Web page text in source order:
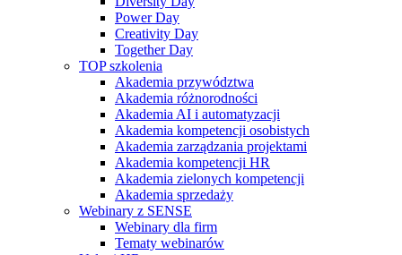
Power Day
Creativity Day
Together Day
TOP szkolenia
Akademia przywództwa
Akademia różnorodności
Akademia AI i automatyzacji
Akademia kompetencji osobistych
Akademia zarządzania projektami
Akademia kompetencji HR
Akademia zielonych kompetencji
Akademia sprzedaży
Webinary z SENSE
Webinary dla firm
Tematy webinarów